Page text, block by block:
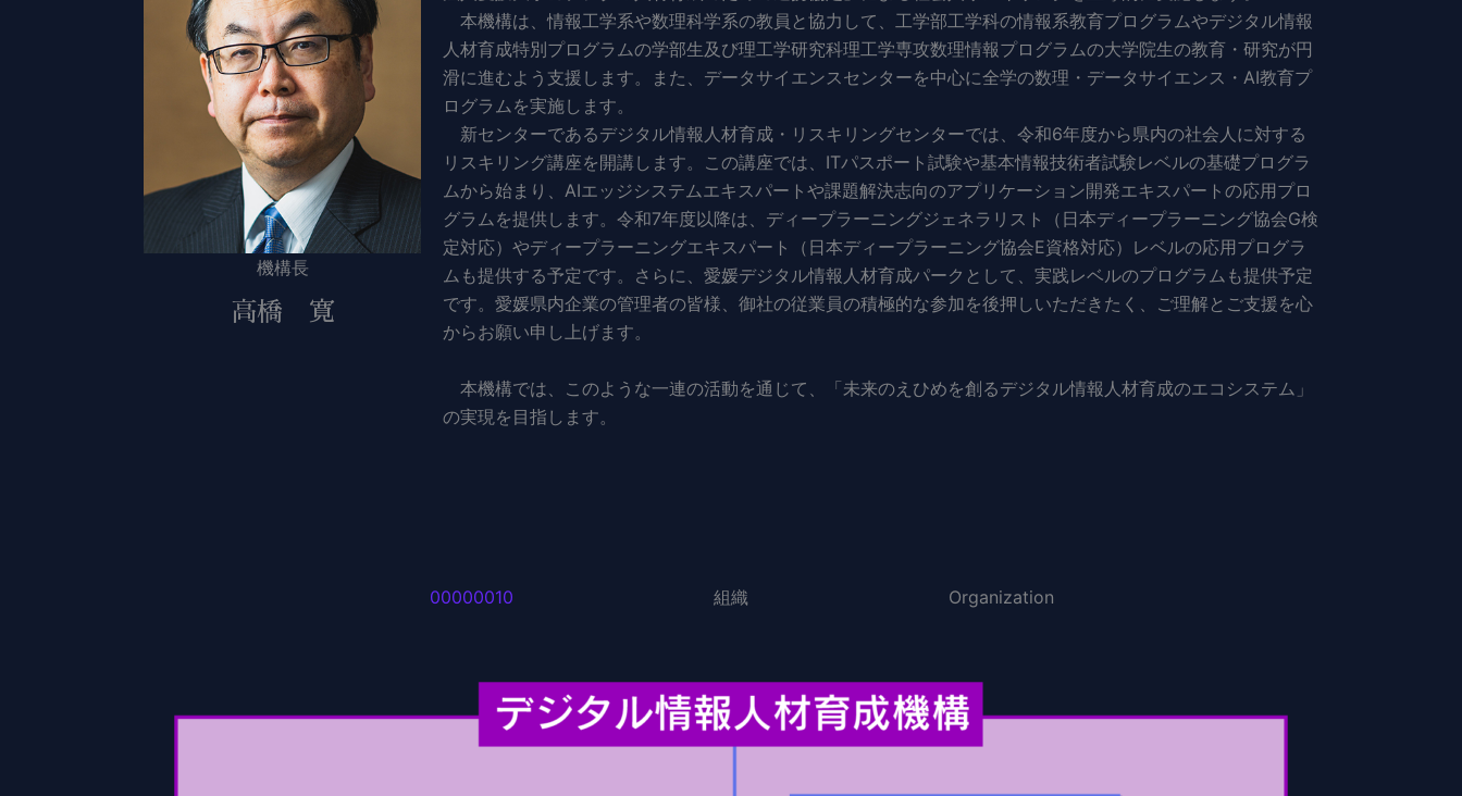
機構長
高橋 寛
本機構は、情報工学系や数理科学系の教員と協力して、工学部工学科の情報系教育プログラムやデジタル情報
人材育成特別プログラムの学部生及び理工学研究科理工学専攻数理情報プログラムの大学院生の教育・研究が円
滑に進むよう支援します。また、データサイエンスセンターを中心に全学の数理・データサイエンス・AI教育プ
ログラムを実施します。
新センターであるデジタル情報人材育成・リスキリングセンターでは、令和6年度から県内の社会人に対する
リスキリング講座を開講します。この講座では、ITパスポート試験や基本情報技術者試験レベルの基礎プログラ
ムから始まり、AIエッジシステムエキスパートや課題解決志向のアプリケーション開発エキスパートの応用プロ
グラムを提供します。令和7年度以降は、ディープラーニングジェネラリスト（日本ディープラーニング協会G検
定対応）やディープラーニングエキスパート（日本ディープラーニング協会E資格対応）レベルの応用プログラ
ムも提供する予定です。さらに、愛媛デジタル情報人材育成パークとして、実践レベルのプログラムも提供予定
です。愛媛県内企業の管理者の皆様、御社の従業員の積極的な参加を後押しいただきたく、ご理解とご支援を心
からお願い申し上げます。
本機構では、このような一連の活動を通じて、「未来のえひめを創るデジタル情報人材育成のエコシステム」
の実現を目指します。
00000010 組織 Organization